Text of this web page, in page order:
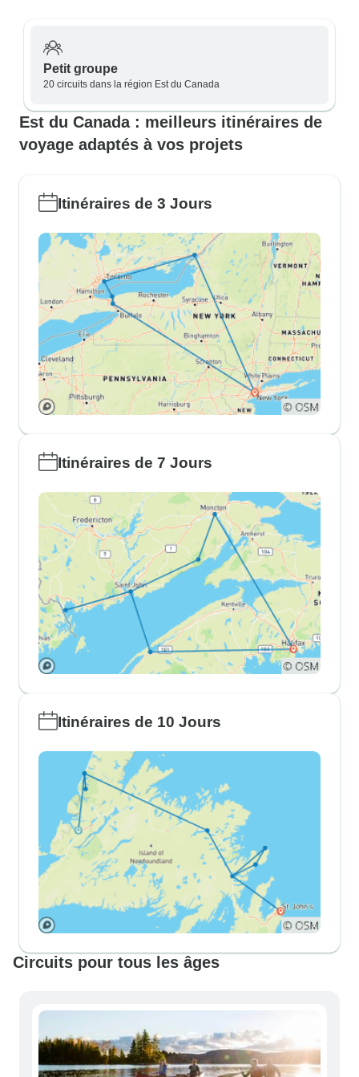
Petit groupe
20 circuits dans la région Est du Canada
Est du Canada : meilleurs itinéraires de
voyage adaptés à vos projets
Itinéraires de 3 Jours
Itinéraires de 7 Jours
Itinéraires de 10 Jours
Circuits pour tous les âges